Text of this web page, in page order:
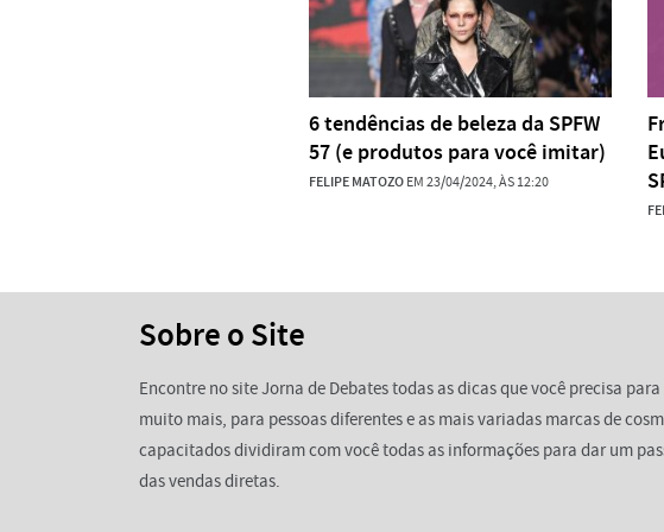
6 tendências de beleza da SPFW
57 (e produtos para você imitar)
FELIPE MATOZOEM 23/04/2024, ÀS 12:20
Sobre o Site
Encontre no site Jorna de Debates todas as dicas que você precisa
muito mais, para pessoas diferentes e as mais variadas marcas de
capacitados dividiram com você todas as informações para dar um
das vendas diretas.